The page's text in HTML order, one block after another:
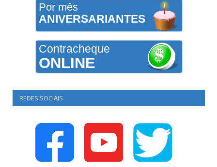
Por mês
ANIVERSARIANTES
Contracheque
ONLINE
REDES SOCIAIS